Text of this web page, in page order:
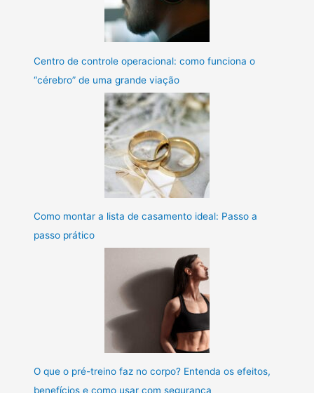
Centro de controle operacional: como funciona o
“cérebro” de uma grande viação
Como montar a lista de casamento ideal: Passo a
passo prático
O que o pré-treino faz no corpo? Entenda os efeitos,
benefícios e como usar com segurança